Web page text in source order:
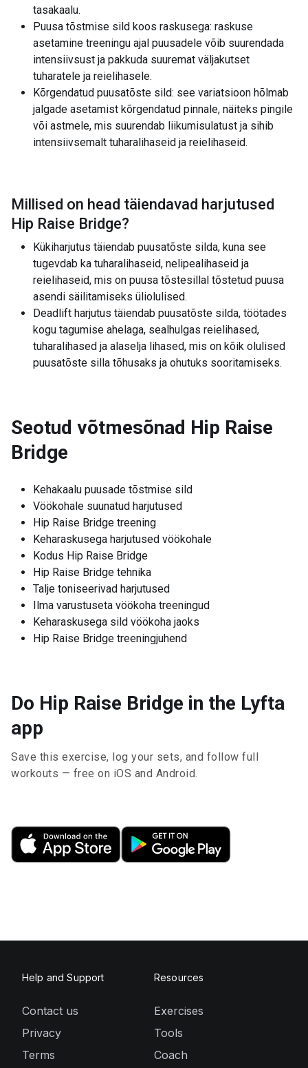
tasakaalu.
Puusa tõstmise sild koos raskusega: raskuse
asetamine treeningu ajal puusadele võib suurendada
intensiivsust ja pakkuda suuremat väljakutset
tuharatele ja reielihasele.
Kõrgendatud puusatõste sild: see variatsioon hõlmab
jalgade asetamist kõrgendatud pinnale, näiteks pingile
või astmele, mis suurendab liikumisulatust ja sihib
intensiivsemalt tuharalihaseid ja reielihaseid.
Millised on head täiendavad harjutused
Hip Raise Bridge?
Kükiharjutus täiendab puusatõste silda, kuna see
tugevdab ka tuharalihaseid, nelipealihaseid ja
reielihaseid, mis on puusa tõstesillal tõstetud puusa
asendi säilitamiseks üliolulised.
Deadlift harjutus täiendab puusatõste silda, töötades
kogu tagumise ahelaga, sealhulgas reielihased,
tuharalihased ja alaselja lihased, mis on kõik olulised
puusatõste silla tõhusaks ja ohutuks sooritamiseks.
Seotud võtmesõnad Hip Raise
Bridge
Kehakaalu puusade tõstmise sild
Vöökohale suunatud harjutused
Hip Raise Bridge treening
Keharaskusega harjutused vöökohale
Kodus Hip Raise Bridge
Hip Raise Bridge tehnika
Talje toniseerivad harjutused
Ilma varustuseta vöökoha treeningud
Keharaskusega sild vöökoha jaoks
Hip Raise Bridge treeningjuhend
Do Hip Raise Bridge in the Lyfta
app
Save this exercise, log your sets, and follow full
workouts — free on iOS and Android.
Help and Support
Contact us
Privacy
Terms
Resources
Exercises
Tools
Coach